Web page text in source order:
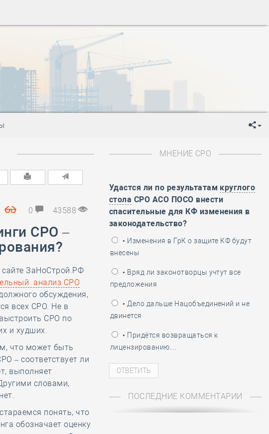
День Государственного флага Российской Федерации
-День знаний
День сотрудника органов внутренних дел РФ
27 января
День полного освобождения Ленинграда от фашистской
блокады
01 мая- День Весны и Труда
09 мая- День Победы!
28 мая-День пограничника
10 ноября-День сотрудника органов внутренних дел РФ
27 января-День полного освобождения Ленинграда от фашистской
01 мая
-День Весны и Труда
28 мая
- День пограничника
0 43588
СРО –
ЗаНоСтрой.РФ
анализ СРО
обсуждения,
всех СРО. Не в
СРО по
и худших.
что может быть
– соответствует ли
выполняет
словами,
понять, что
обозначает оценку
МНЕНИЕ СРО
Удастся ли по результатам круглого
стола СРО АСО ПОСО внести
спасительные для КФ изменения в
законодательство?
• Изменения в ГрК о защите КФ будут
внесены
• Вряд ли законотворцы учтут все
предложения
• Дело дальше Нацобъединений и не
двинется
• Придётся возвращаться к
лицензированию…
ПОСЛЕДНИЕ КОММЕНТАРИИ